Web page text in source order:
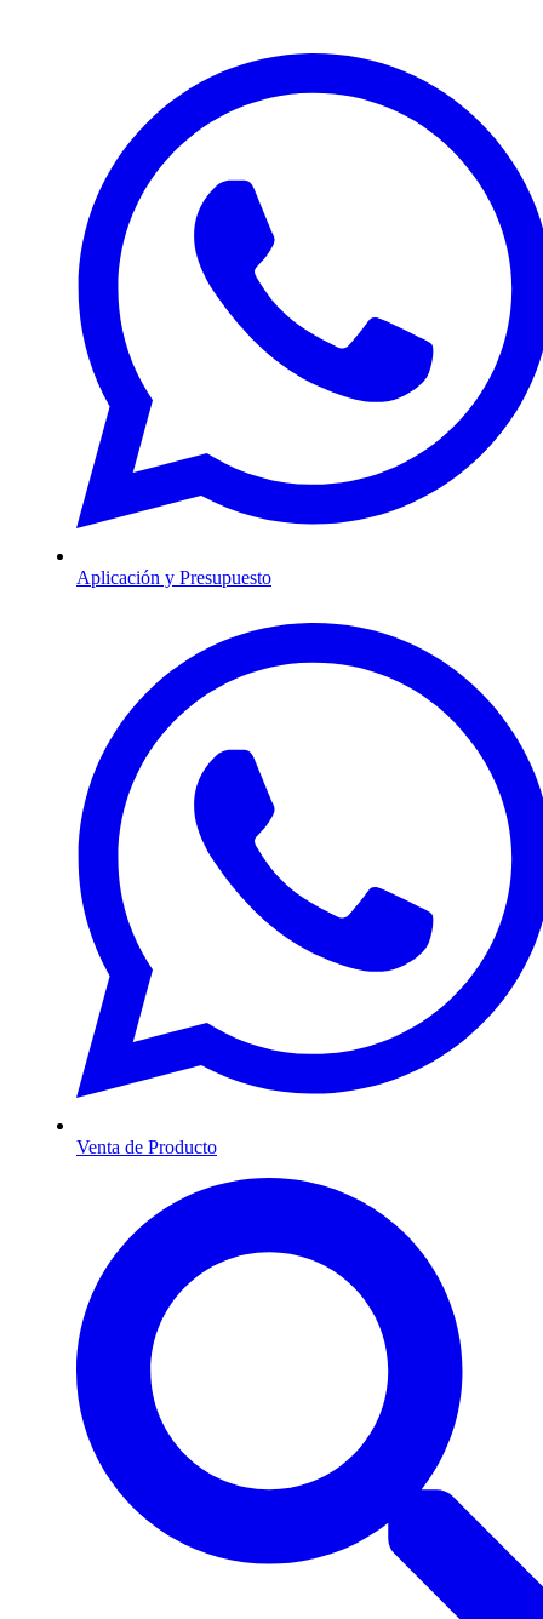
Aplicación y Presupuesto
Venta de Producto